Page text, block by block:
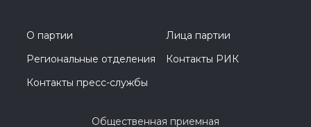
О партии
Лица партии
Региональные отделения
Контакты РИК
Контакты пресс-службы
Общественная приемная